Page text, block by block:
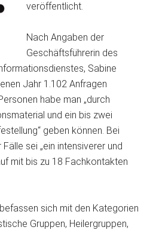
veröffentlicht.
Nach Angaben der
Geschäftsführerin des
Sabine
Jahr 1.102 Anfragen
habe man „durch
und ein bis zwei
geben können. Bei
sei „ein inten­siverer und
mit bis zu 18 Fachkontakten
sich mit den Kategorien
Gruppen, Heilergruppen,